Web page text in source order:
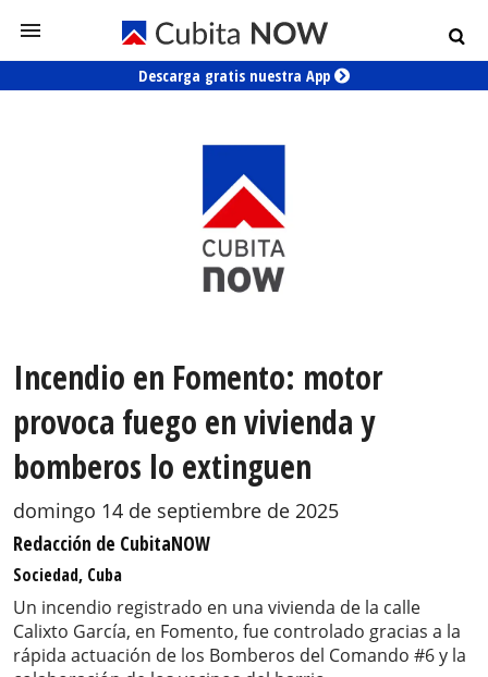
Descarga gratis nuestra App
Incendio en Fomento: motor
provoca fuego en vivienda y
bomberos lo extinguen
domingo 14 de septiembre de 2025
Redacción de CubitaNOW
Sociedad, Cuba
Un incendio registrado en una vivienda de la calle
Calixto García, en Fomento, fue controlado gracias a la
rápida actuación de los Bomberos del Comando #6 y la